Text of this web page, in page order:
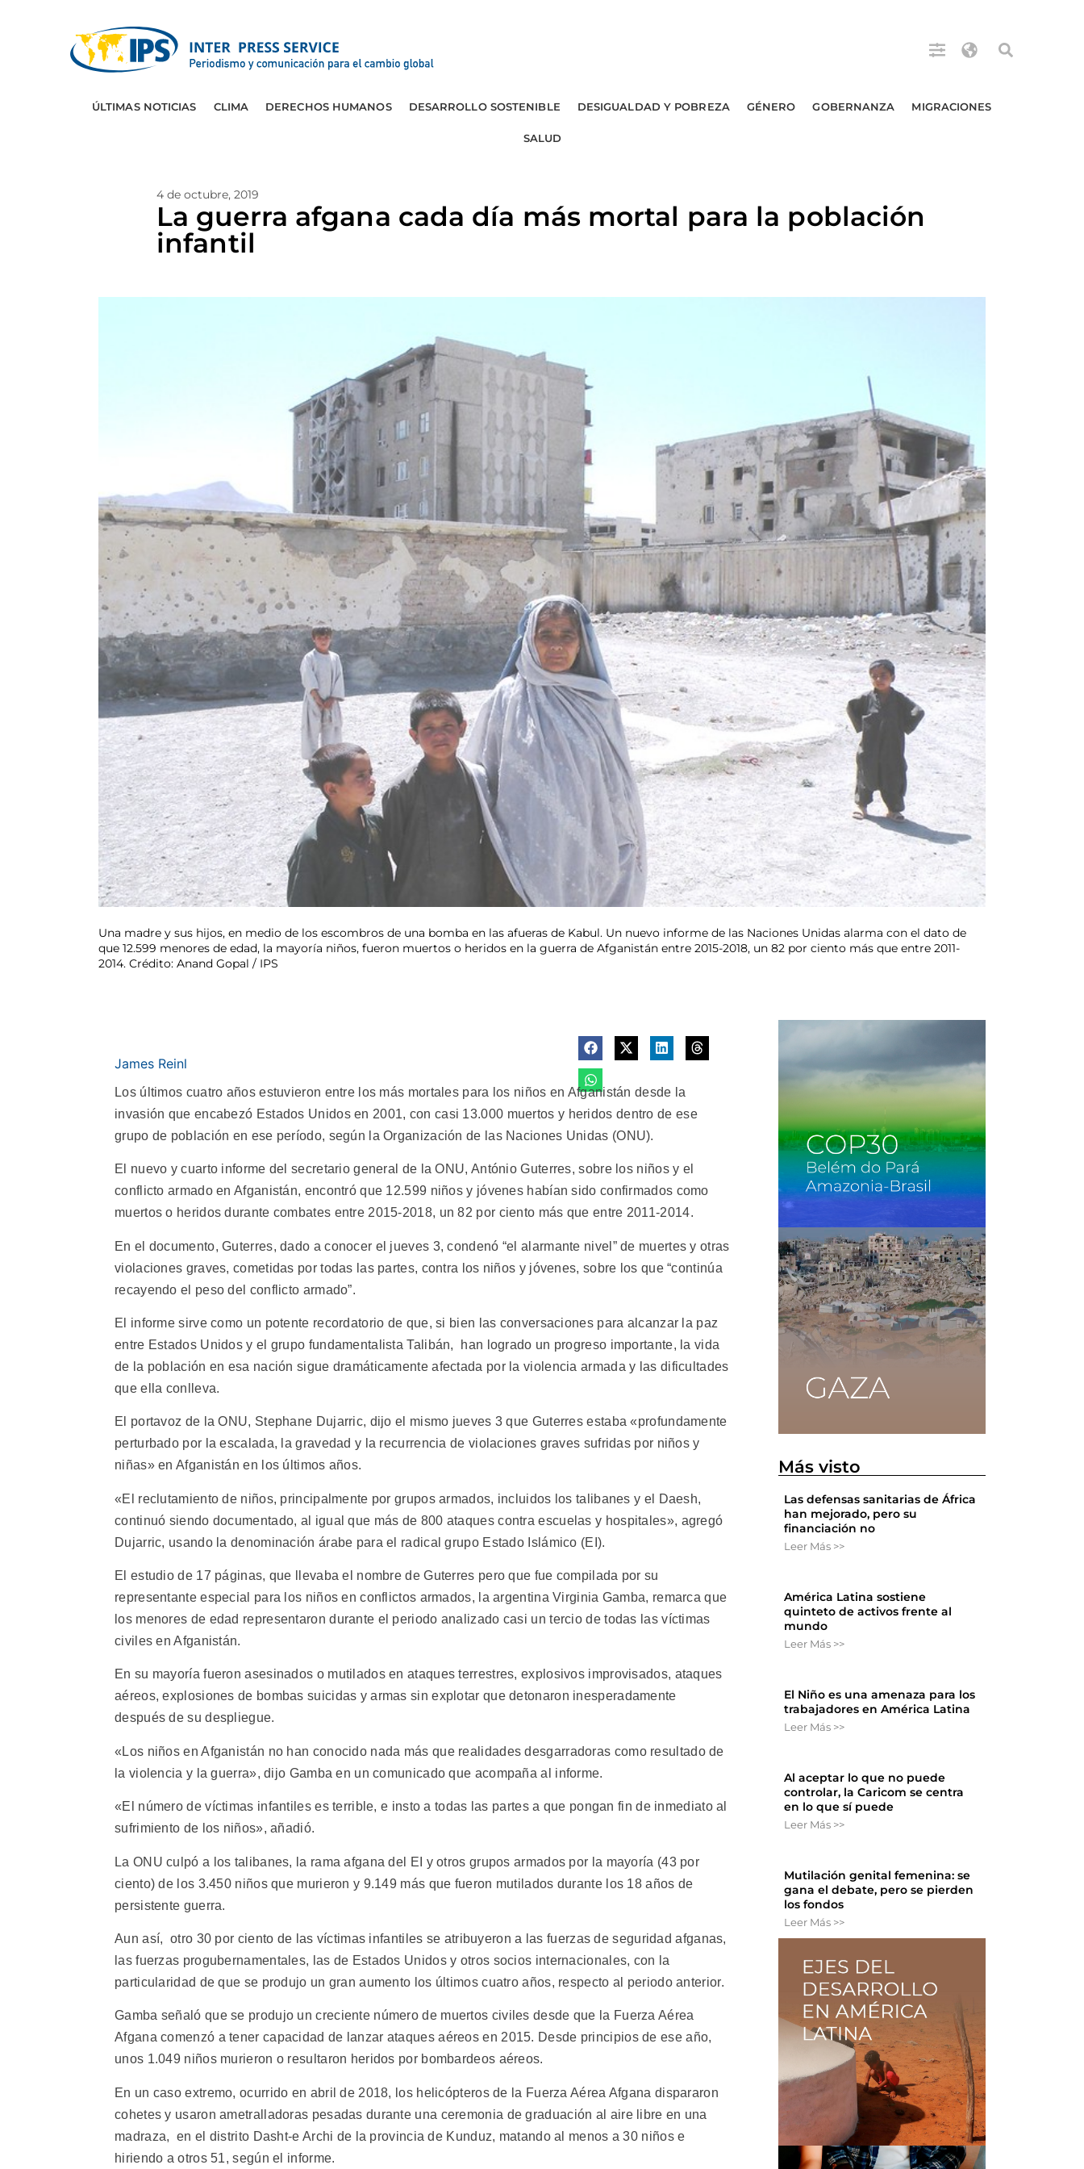
ÚLTIMAS NOTICIAS CLIMA DERECHOS HUMANOS DESARROLLO SOSTENIBLE DESIGUALDAD Y POBREZA GÉNERO GOBERNANZA MIGRACIONES
SALUD
4 de octubre, 2019
La guerra afgana cada día más mortal para la población
infantil
Una madre y sus hijos, en medio de los escombros de una bomba en las afueras de Kabul. Un nuevo informe de las Naciones Unidas alarma con el dato de
que 12.599 menores de edad, la mayoría niños, fueron muertos o heridos en la guerra de Afganistán entre 2015-2018, un 82 por ciento más que entre 2011-
2014. Crédito: Anand Gopal / IPS
James Reinl
Los últimos cuatro años estuvieron entre los más mortales para los niños en Afganistán desde la
invasión que encabezó Estados Unidos en 2001, con casi 13.000 muertos y heridos dentro de ese
grupo de población en ese período, según la Organización de las Naciones Unidas (ONU).
El nuevo y cuarto informe del secretario general de la ONU, António Guterres, sobre los niños y el
conflicto armado en Afganistán, encontró que 12.599 niños y jóvenes habían sido confirmados como
muertos o heridos durante combates entre 2015-2018, un 82 por ciento más que entre 2011-2014.
En el documento, Guterres, dado a conocer el jueves 3, condenó “el alarmante nivel” de muertes y otras
violaciones graves, cometidas por todas las partes, contra los niños y jóvenes, sobre los que “continúa
recayendo el peso del conflicto armado”.
El informe sirve como un potente recordatorio de que, si bien las conversaciones para alcanzar la paz
entre Estados Unidos y el grupo fundamentalista Talibán, han logrado un progreso importante, la vida
de la población en esa nación sigue dramáticamente afectada por la violencia armada y las dificultades
que ella conlleva.
El portavoz de la ONU, Stephane Dujarric, dijo el mismo jueves 3 que Guterres estaba «profundamente
perturbado por la escalada, la gravedad y la recurrencia de violaciones graves sufridas por niños y
niñas» en Afganistán en los últimos años.
«El reclutamiento de niños, principalmente por grupos armados, incluidos los talibanes y el Daesh,
continuó siendo documentado, al igual que más de 800 ataques contra escuelas y hospitales», agregó
Dujarric, usando la denominación árabe para el radical grupo Estado Islámico (EI).
El estudio de 17 páginas, que llevaba el nombre de Guterres pero que fue compilada por su
representante especial para los niños en conflictos armados, la argentina Virginia Gamba, remarca que
los menores de edad representaron durante el periodo analizado casi un tercio de todas las víctimas
civiles en Afganistán.
En su mayoría fueron asesinados o mutilados en ataques terrestres, explosivos improvisados, ataques
aéreos, explosiones de bombas suicidas y armas sin explotar que detonaron inesperadamente
después de su despliegue.
«Los niños en Afganistán no han conocido nada más que realidades desgarradoras como resultado de
la violencia y la guerra», dijo Gamba en un comunicado que acompaña al informe.
«El número de víctimas infantiles es terrible, e insto a todas las partes a que pongan fin de inmediato al
sufrimiento de los niños», añadió.
La ONU culpó a los talibanes, la rama afgana del EI y otros grupos armados por la mayoría (43 por
ciento) de los 3.450 niños que murieron y 9.149 más que fueron mutilados durante los 18 años de
persistente guerra.
Aun así, otro 30 por ciento de las víctimas infantiles se atribuyeron a las fuerzas de seguridad afganas,
las fuerzas progubernamentales, las de Estados Unidos y otros socios internacionales, con la
particularidad de que se produjo un gran aumento los últimos cuatro años, respecto al periodo anterior.
Gamba señaló que se produjo un creciente número de muertos civiles desde que la Fuerza Aérea
Afgana comenzó a tener capacidad de lanzar ataques aéreos en 2015. Desde principios de ese año,
unos 1.049 niños murieron o resultaron heridos por bombardeos aéreos.
En un caso extremo, ocurrido en abril de 2018, los helicópteros de la Fuerza Aérea Afgana dispararon
cohetes y usaron ametralladoras pesadas durante una ceremonia de graduación al aire libre en una
madraza, en el distrito Dasht-e Archi de la provincia de Kunduz, matando al menos a 30 niños e
hiriendo a otros 51, según el informe.
Más visto
Las defensas sanitarias de África
han mejorado, pero su
financiación no
Leer Más >>
América Latina sostiene
quinteto de activos frente al
mundo
Leer Más >>
El Niño es una amenaza para los
trabajadores en América Latina
Leer Más >>
Al aceptar lo que no puede
controlar, la Caricom se centra
en lo que sí puede
Leer Más >>
Mutilación genital femenina: se
gana el debate, pero se pierden
los fondos
Leer Más >>